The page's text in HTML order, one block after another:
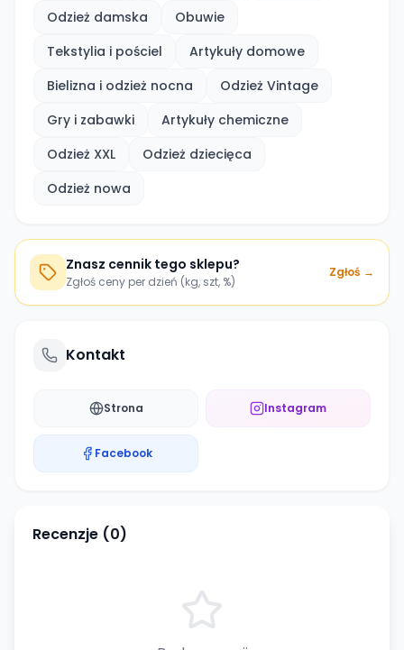
Odzież damska
Obuwie
Tekstylia i pościel
Artykuły domowe
Bielizna i odzież nocna
Odzież Vintage
Gry i zabawki
Artykuły chemiczne
Odzież XXL
Odzież dziecięca
Odzież nowa
Znasz cennik tego sklepu?
Zgłoś ceny per dzień (kg, szt, %)
Zgłoś →
Kontakt
Strona Instagram
Facebook
Recenzje (0)